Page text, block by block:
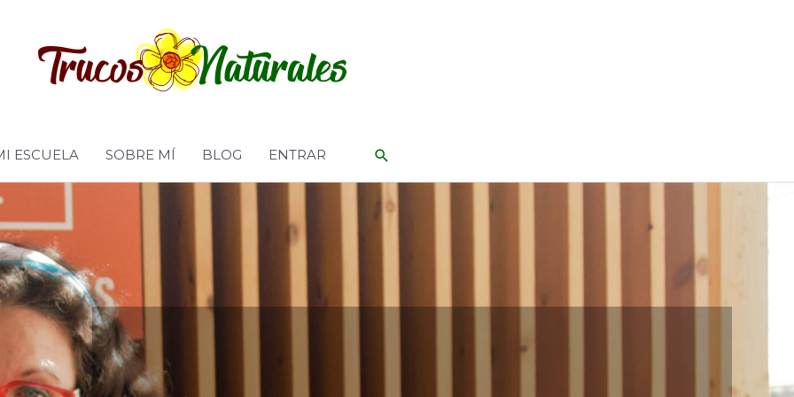
ESCUELA SOBRE MÍ BLOG ENTRAR